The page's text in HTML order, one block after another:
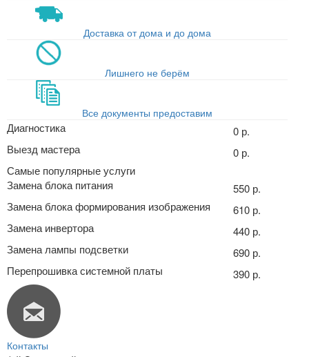
Доставка от дома и до дома
Лишнего не берём
Все документы предоставим
Диагностика
0 р.
Выезд мастера
0 р.
Самые популярные услуги
Замена блока питания
550 р.
Замена блока формирования изображения
610 р.
Замена инвертора
440 р.
Замена лампы подсветки
690 р.
Перепрошивка системной платы
390 р.
Контакты